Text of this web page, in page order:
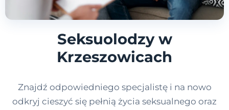
Seksuolodzy w
Krzeszowicach
Znajdź odpowiedniego specjalistę i na nowo
odkryj cieszyć się pełnią życia seksualnego oraz